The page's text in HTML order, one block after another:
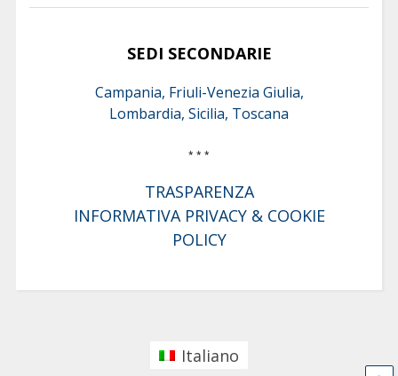
SEDI SECONDARIE
Campania, Friuli-Venezia Giulia,
Lombardia, Sicilia, Toscana
* * *
TRASPARENZA
INFORMATIVA PRIVACY & COOKIE
POLICY
Italiano